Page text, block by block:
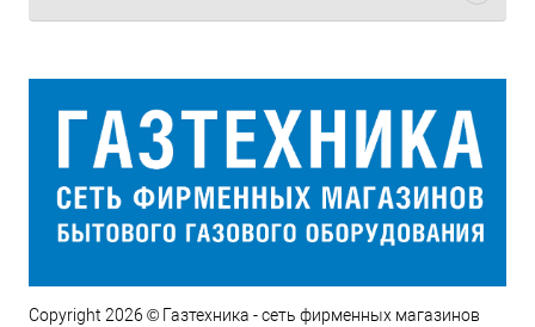
Copyright 2026 © Газтехника - сеть фирменных магазинов